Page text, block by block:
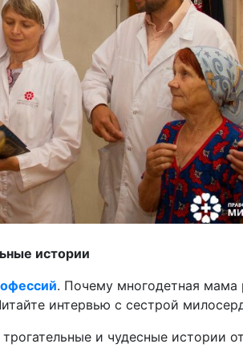
истории
. Почему многодетная мама
интервью с сестрой
и чудесные истории